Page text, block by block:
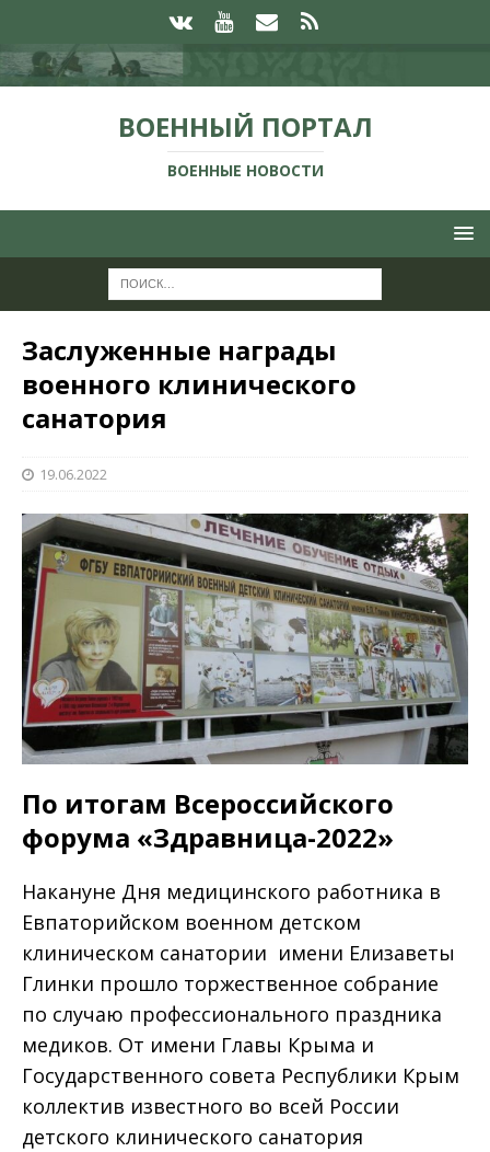
ВОЕННЫЙ ПОРТАЛ
ВОЕННЫЕ НОВОСТИ
Заслуженные награды
военного клинического
санатория
19.06.2022
По итогам Всероссийского
форума «Здравница-2022»
Накануне Дня медицинского работника в
Евпаторийском военном детском
клиническом санатории имени Елизаветы
Глинки прошло торжественное собрание
по случаю профессионального праздника
медиков. От имени Главы Крыма и
Государственного совета Республики Крым
коллектив известного во всей России
детского клинического санатория